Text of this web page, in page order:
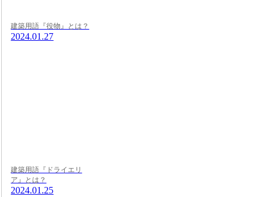
建築用語『役物』とは？
2024.01.27
建築用語『ドライエリ
ア』とは？
2024.01.25